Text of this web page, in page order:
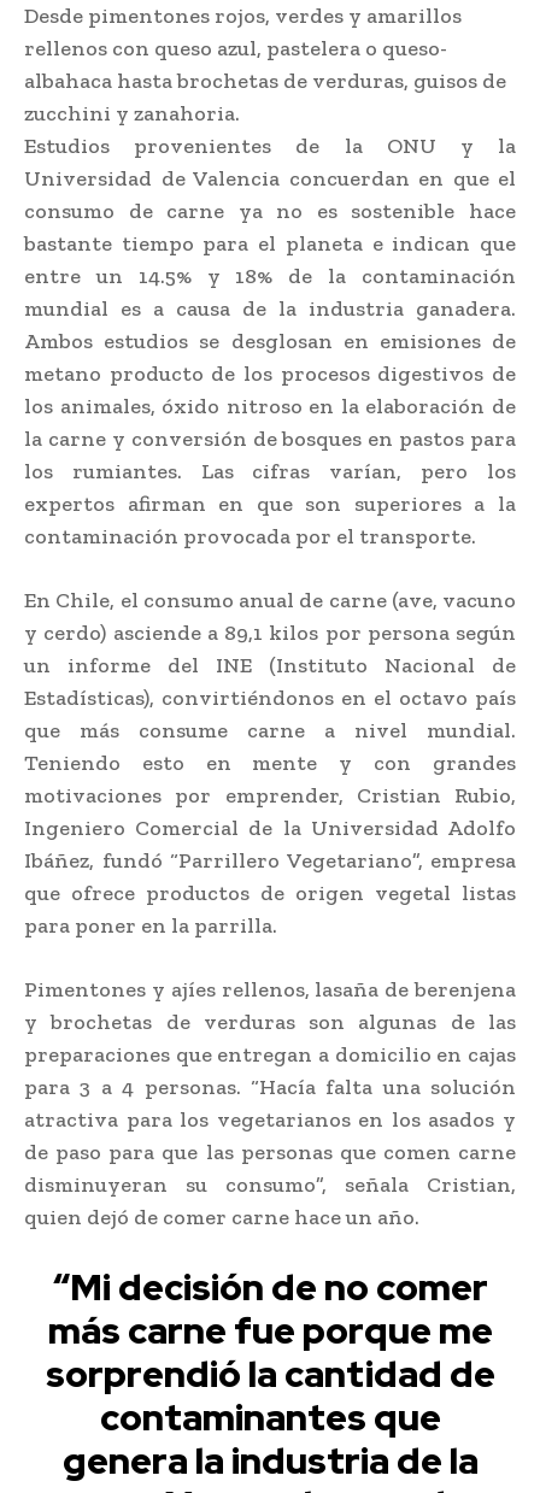
Desde pimentones rojos, verdes y amarillos
rellenos con queso azul, pastelera o queso-
albahaca hasta brochetas de verduras, guisos de
zucchini y zanahoria.
Estudios provenientes de la ONU y la
Universidad de Valencia concuerdan en que el
consumo de carne ya no es sostenible hace
bastante tiempo para el planeta e indican que
entre un 14.5% y 18% de la contaminación
mundial es a causa de la industria ganadera.
Ambos estudios se desglosan en emisiones de
metano producto de los procesos digestivos de
los animales, óxido nitroso en la elaboración de
la carne y conversión de bosques en pastos para
los rumiantes. Las cifras varían, pero los
expertos afirman en que son superiores a la
contaminación provocada por el transporte.
En Chile, el consumo anual de carne (ave, vacuno
y cerdo) asciende a 89,1 kilos por persona según
un informe del INE (Instituto Nacional de
Estadísticas), convirtiéndonos en el octavo país
que más consume carne a nivel mundial.
Teniendo esto en mente y con grandes
motivaciones por emprender, Cristian Rubio,
Ingeniero Comercial de la Universidad Adolfo
Ibáñez, fundó “Parrillero Vegetariano”, empresa
que ofrece productos de origen vegetal listas
para poner en la parrilla.
Pimentones y ajíes rellenos, lasaña de berenjena
y brochetas de verduras son algunas de las
preparaciones que entregan a domicilio en cajas
para 3 a 4 personas. “Hacía falta una solución
atractiva para los vegetarianos en los asados y
de paso para que las personas que comen carne
disminuyeran su consumo”, señala Cristian,
quien dejó de comer carne hace un año.
“Mi decisión de no comer
más carne fue porque me
sorprendió la cantidad de
contaminantes que
genera la industria de la